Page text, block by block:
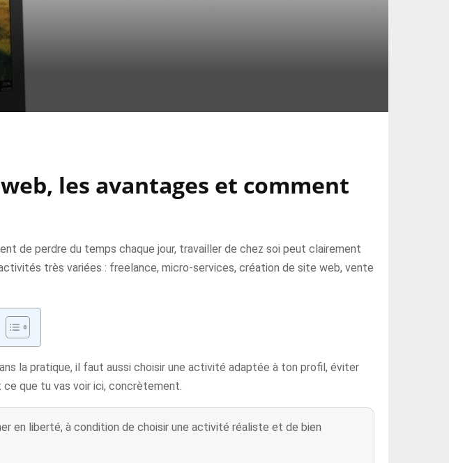
les avantages et comment
de perdre du temps chaque jour, travailler de chez soi peut clairement
très variées : freelance, micro-services, création de site web, vente
la pratique, il faut aussi choisir une activité adaptée à ton profil, éviter
que tu vas voir ici, concrètement.
en liberté, à condition de choisir une activité réaliste et de bien